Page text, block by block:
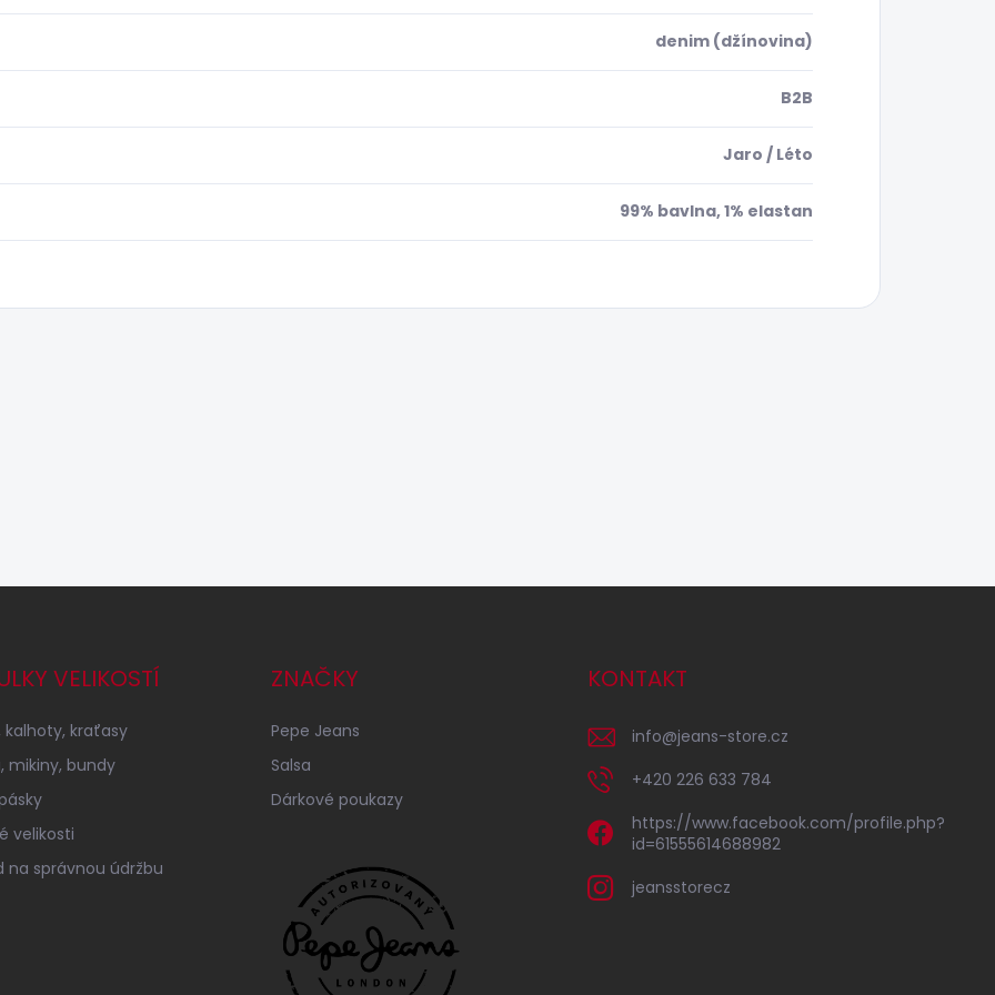
denim (džínovina)
B2B
Jaro / Léto
99% bavlna, 1% elastan
VELIKOSTÍ
kalhoty, kraťasy
mikiny, bundy
velikosti
na správnou údržbu
ZNAČKY
Pepe Jeans
Salsa
Dárkové poukazy
KONTAKT
info@jeans-store.cz
+420 226 633 784
https://www.facebook.com/profile.php?
id=61555614688982
jeansstorecz